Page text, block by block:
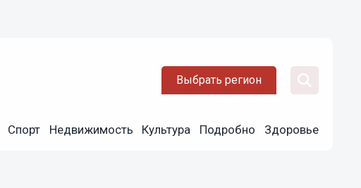
Выбрать регион
Спорт Недвижимость Культура Подробно Здоровье